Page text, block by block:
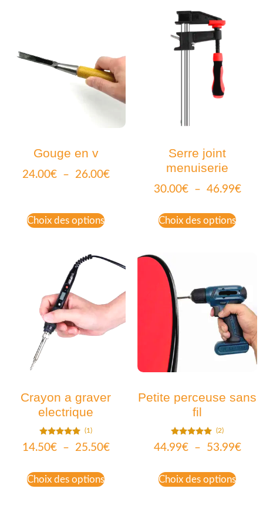
Gouge en v
24.00€ – 26.00€
Choix des options
Serre joint
menuiserie
30.00€ – 46.99€
Choix des options
Crayon a graver
electrique
Note
5.00
(1)
14.50€ – 25.50€
Choix des options
Petite perceuse sans
fil
Note
5.00
(2)
44.99€ – 53.99€
Choix des options